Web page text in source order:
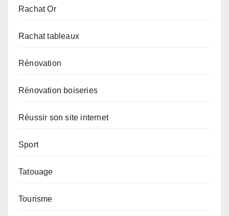
Rachat Or
Rachat tableaux
Rénovation
Rénovation boiseries
Réussir son site internet
Sport
Tatouage
Tourisme